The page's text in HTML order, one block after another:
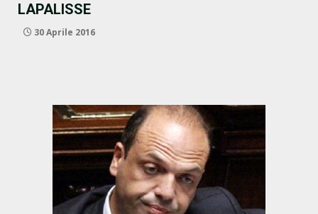
LAPALISSE
30 Aprile 2016